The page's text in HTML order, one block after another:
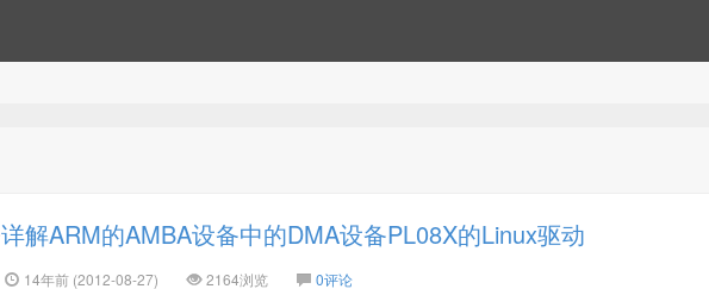
详解ARM的AMBA设备中的DMA设备PL08X的Linux驱动
14年前 (2012-08-27) 2164浏览 0评论